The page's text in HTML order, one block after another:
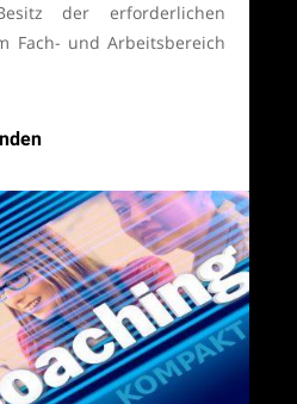
der erforderlichen
Fach- und Arbeitsbereich